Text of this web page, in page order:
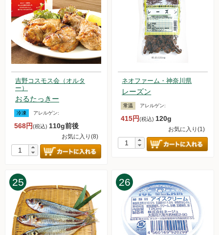
2023.4.27【重要】オススメの惣菜セット値上げのお知らせ
2023.4.22【毎週土曜日更新！】アイテムを更新しました。
2023.4.15【毎週土曜日更新！】アイテムを更新しました。
2023.4.14【重要】送料改定のお知らせ
2023.4.8【毎週土曜日更新！】アイテムを更新しました。
2023.4.1【毎週土曜日更新！】アイテムを更新しました。
2023.3.25【毎週土曜日更新！】アイテムを更新しました。
2023.3.18【毎週土曜日更新！】アイテムを更新しました。
2023.3.11【毎週土曜日更新！】アイテムを更新しました。
2023.3.4【毎週土曜日更新！】アイテムを更新しました。
2023.2.25【毎週土曜日更新！】アイテムを更新しました。
2023.2.18【毎週土曜日更新！】アイテムを更新しました。
2023.2.11【毎週土曜日更新！】アイテムを更新しました。
2023.2.4【毎週土曜日更新！】アイテムを更新しました。
2023.1.28【毎週土曜日更新！】アイテムを更新しました。
2023.1.14【毎週土曜日更新！】アイテムを更新しました。
2023.1.8【お試しセット】販売を再開しました。
2023.1.7【毎週土曜日更新！】アイテムを更新しました。
吉野コスモス会（オルタ
ー）
おるたっきー
冷凍 アレルゲン:
568円(税込) 110g前後
お気に入り(8)
ネオファーム・神奈川県
レーズン
常温 アレルゲン:
415円(税込) 120g
お気に入り(1)
25 26